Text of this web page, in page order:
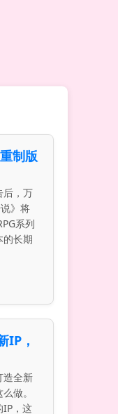
制版
后，万
》将
系列
的长期
IP，
造全新
做。
IP，这